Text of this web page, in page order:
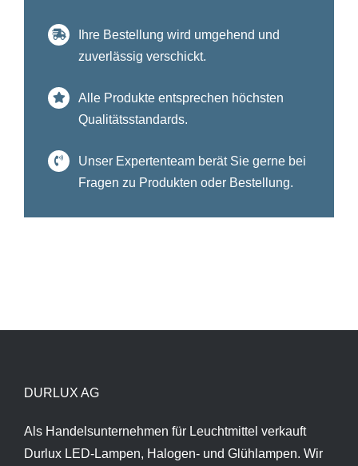
Ihre Bestellung wird umgehend und
zuverlässig verschickt.
Alle Produkte entsprechen höchsten
Qualitätsstandards.
Unser Expertenteam berät Sie gerne bei
Fragen zu Produkten oder Bestellung.
DURLUX AG
Als Handelsunternehmen für Leuchtmittel verkauft
Durlux LED-Lampen, Halogen- und Glühlampen. Wir